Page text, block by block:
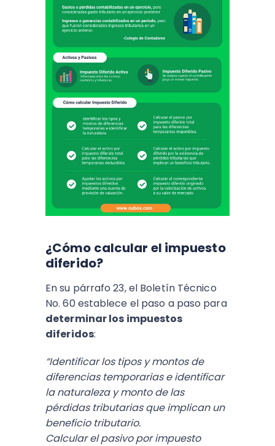
¿Cómo calcular el impuesto
diferido?
En su párrafo 23, el Boletín Técnico
No. 60 establece el paso a paso para
determinar los impuestos
diferidos:
“Identificar los tipos y montos de
diferencias temporarias e identificar
la naturaleza y monto de las
pérdidas tributarias que implican un
beneficio tributario.
Calcular el pasivo por impuesto